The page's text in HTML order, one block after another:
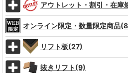
アウトレット・割引・在庫
オンライン限定・数量限定商品
リフト板(27)
抜きリフト(9)